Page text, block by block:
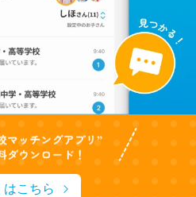
はこちら